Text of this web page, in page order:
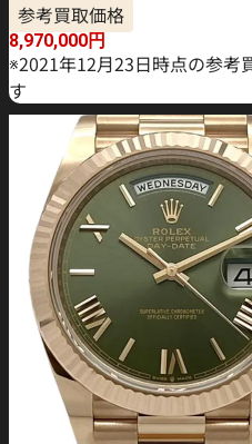
参考買取価格
8,970,000円
※2021年12月23日時点の参考
す